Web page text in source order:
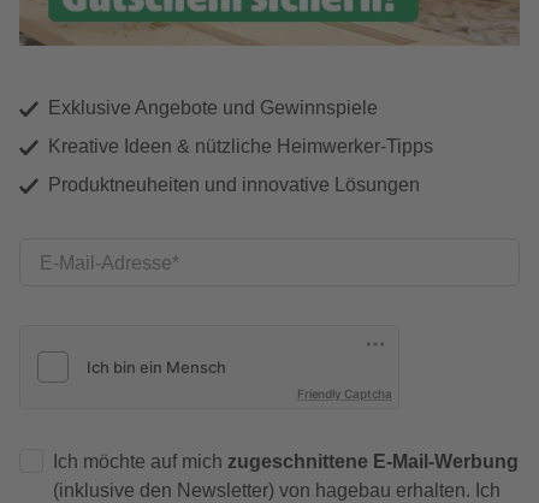
Exklusive Angebote und Gewinnspiele
Kreative Ideen & nützliche Heimwerker-Tipps
Produktneuheiten und innovative Lösungen
E-Mail-Adresse
Friendly Captcha
Ich möchte auf mich zugeschnittene E-Mail-Werbung
(inklusive den Newsletter) von hagebau erhalten. Ich